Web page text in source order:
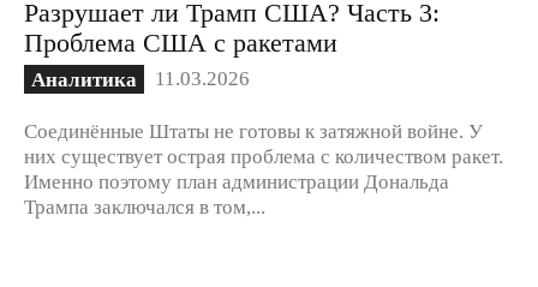
Разрушает ли Трамп США? Часть 3:
Проблема США с ракетами
Аналитика 11.03.2026
Соединённые Штаты не готовы к затяжной войне. У
них существует острая проблема с количеством ракет.
Именно поэтому план администрации Дональда
Трампа заключался в том,...